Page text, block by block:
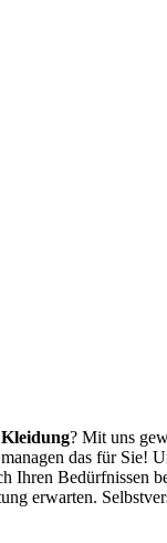
? Mit uns
das für Sie!
Ihren Bedürfnissen
erwarten.